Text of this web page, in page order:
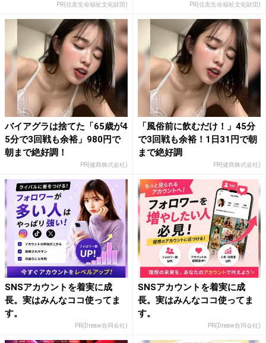
PR(住友生命福祉文化財団) PR(住友生命福祉文化財団)
バイアグラは捨てた「65歳が4
5分で3回戦も余裕」980円で
朝まで絶好調！
PR(健商株式会社)
「風俗前に飲むだけ！」45分
で3回戦も余裕！1日31円で朝
まで絶好調
PR(健商株式会社)
SNSアカウントを着実に成
長。実はみんなココ使ってま
す。
PR(Dreaw合同会社)
SNSアカウントを着実に成
長。実はみんなココ使ってま
す。
PR(Dreaw合同会社)